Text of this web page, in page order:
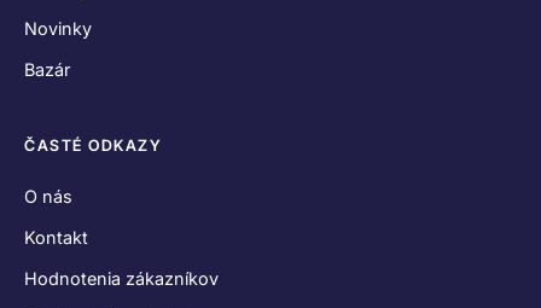
Novinky
Bazár
ČASTÉ ODKAZY
O nás
Kontakt
Hodnotenia zákazníkov